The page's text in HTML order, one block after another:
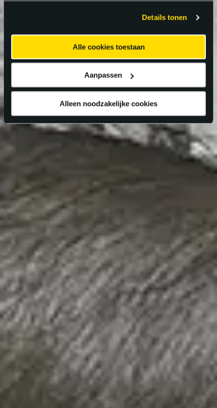
Details tonen
Alle cookies toestaan
Aanpassen
Alleen noodzakelijke cookies